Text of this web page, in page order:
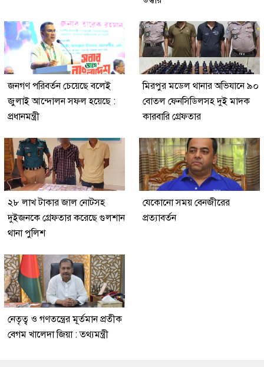
জনগণ পরিবর্তন চেয়েছে বলেই
জুলাই আন্দোলন সফল হয়েছে :
প্রধানমন্ত্রী
মিরপুর মডেল থানার অভিযানে ৯০
বোতল ফেনসিডিলসহ দুই মাদক
কারবারি গ্রেফতার
২৮ লাখ টাকার জাল নোটসহ
দুইজনকে গ্রেফতার করেছে গুলশান
থানা পুলিশ
যেকোনো সময় বেনজীরের
প্রত্যাবর্তন
নেতৃত্ব ও গণতন্ত্রের মূর্তমান প্রতীক
বেগম খালেদা জিয়া : তথ্যমন্ত্রী